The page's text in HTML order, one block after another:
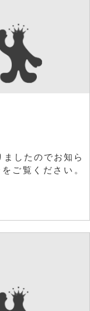
ましたのでお知ら
ご覧ください。